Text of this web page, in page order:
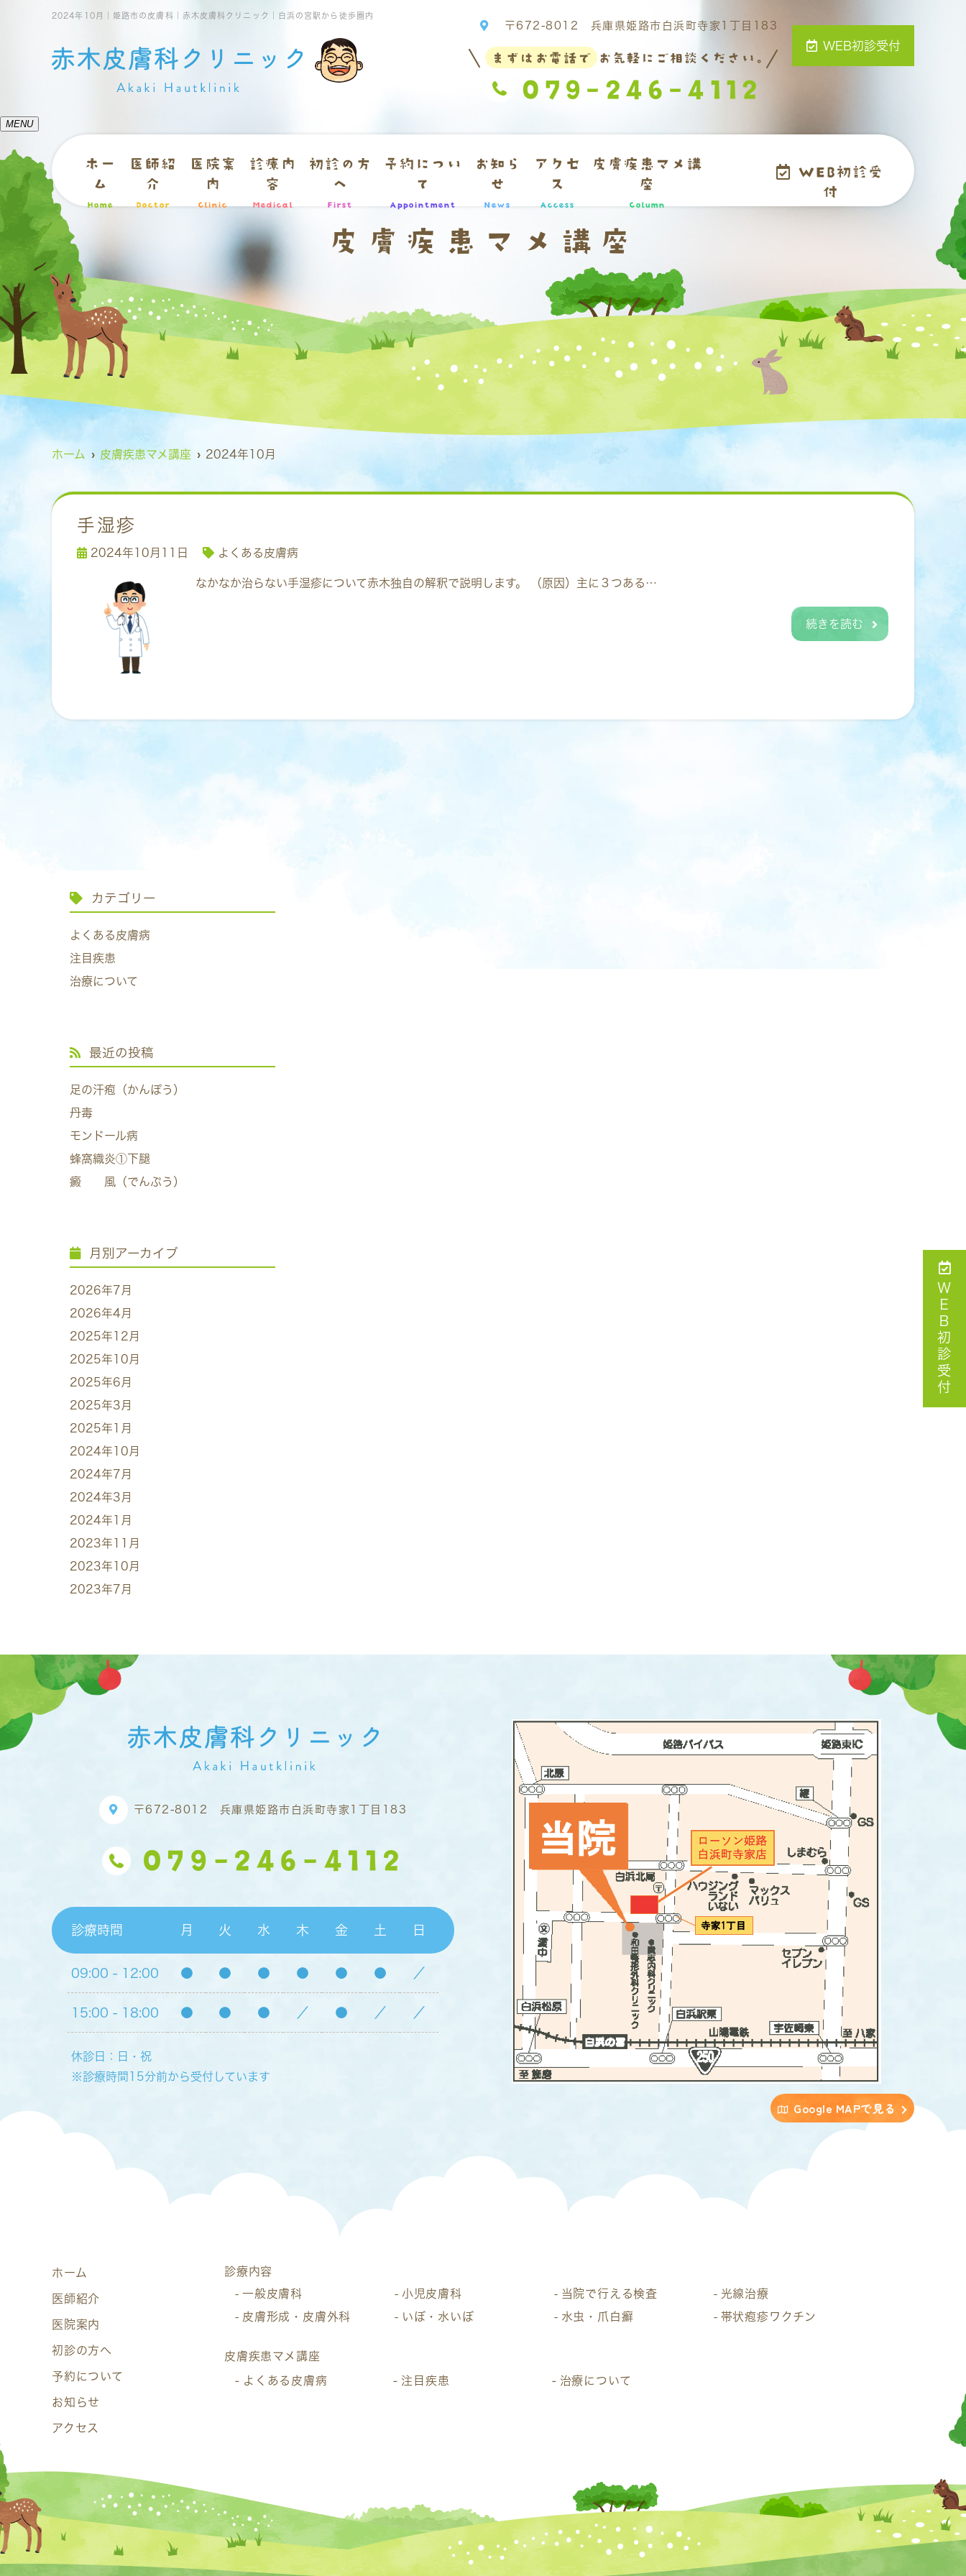
2024年10月｜姫路市の皮膚科｜赤木皮膚科クリニック｜白浜の宮駅から徒歩圏内
〒672-8012 兵庫県姫路市白浜町寺家1丁目183
まずはお電話で お気軽にご相談ください。
079-246-4112
WEB初診受付
ＷＥＢ初診受付
MENU
ホー
ム
Home
医師紹
介
Doctor
医院案
内
Clinic
診療内
容
Medical
初診の方
へ
First
予約につい
て
Appointment
お知ら
せ
News
アクセ
ス
Access
皮膚疾患マメ講
座
Column
WEB初診受
付
皮膚疾患マメ講座
ホーム 皮膚疾患マメ講座 2024年10月
手湿疹
2024年10月11日 よくある皮膚病
なかなか治らない手湿疹について赤木独自の解釈で説明します。 （原因）主に３つある…
続きを読む
カテゴリー
よくある皮膚病
注目疾患
治療について
最近の投稿
足の汗疱（かんぽう）
丹毒
モンドール病
蜂窩織炎①下腿
癜 風（でんぷう）
月別アーカイブ
2026年7月
2026年4月
2025年12月
2025年10月
2025年6月
2025年3月
2025年1月
2024年10月
2024年7月
2024年3月
2024年1月
2023年11月
2023年10月
2023年7月
〒672-8012 兵庫県姫路市白浜町寺家1丁目183
079-246-4112
診療時間 月 火 水 木 金 土 日
09:00 - 12:00 ● ● ● ● ● ● ／
15:00 - 18:00 ● ● ● ／ ● ／ ／
休診日：日・祝
※診療時間15分前から受付しています
Google MAPで見る
ホーム
医師紹介
医院案内
初診の方へ
予約について
お知らせ
アクセス
診療内容
一般皮膚科
小児皮膚科 当院で行える検査
光線治療
皮膚形成・皮膚外科
いぼ・水いぼ 水虫・爪白癬 帯状疱疹ワクチン
皮膚疾患マメ講座
よくある皮膚病 注目疾患 治療について